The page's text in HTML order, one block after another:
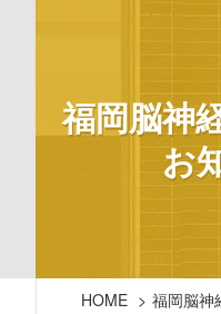
福岡脳神
お
HOME 福岡脳神